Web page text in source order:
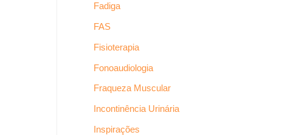
Fadiga
FAS
Fisioterapia
Fonoaudiologia
Fraqueza Muscular
Incontinência Urinária
Inspirações